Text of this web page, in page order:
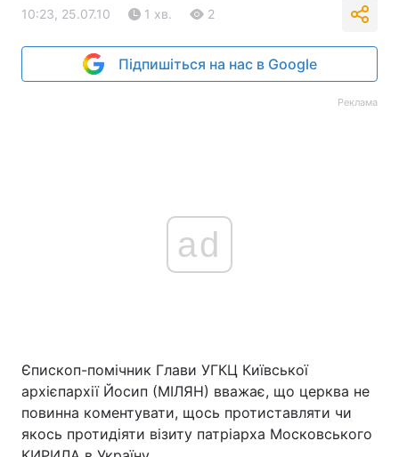
10:23, 25.07.10 1 хв. 2
Підпишіться на нас в Google
Реклама
ad
Єпископ-помічник Глави УГКЦ Київської
архієпархії Йосип (МІЛЯН) вважає, що церква не
повинна коментувати, щось протиставляти чи
якось протидіяти візиту патріарха Московського